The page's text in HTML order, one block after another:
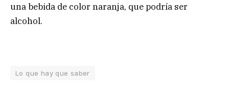
una bebida de color naranja, que podría ser
alcohol.
Lo que hay que saber